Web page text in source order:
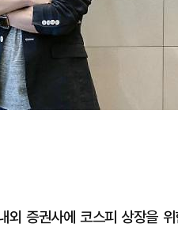
증권사에 코스피 상장을 위